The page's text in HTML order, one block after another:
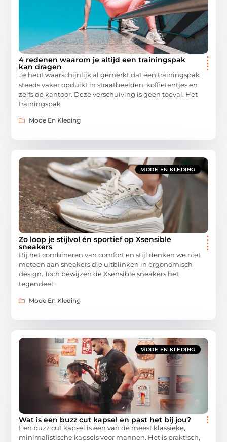
4 redenen waarom je altijd een trainingspak
kan dragen
Je hebt waarschijnlijk al gemerkt dat een trainingspak
steeds vaker opduikt in straatbeelden, koffietentjes en
zelfs op kantoor. Deze verschuiving is geen toeval. Het
trainingspak
Mode En Kleding
MODE EN KLEDING
Zo loop je stijlvol én sportief op Xsensible
sneakers
Bij het combineren van comfort en stijl denken we niet
meteen aan sneakers die uitblinken in ergonomisch
design. Toch bewijzen de Xsensible sneakers het
tegendeel.
Mode En Kleding
MODE EN KLEDING
Wat is een buzz cut kapsel en past het bij jou?
Een buzz cut kapsel is een van de meest klassieke,
minimalistische kapsels voor mannen. Het is praktisch,